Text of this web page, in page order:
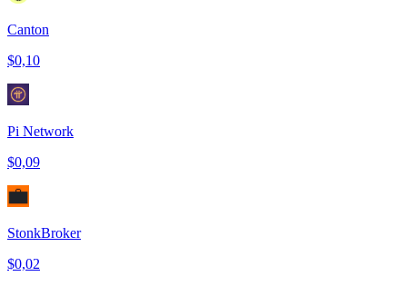
Canton
$0,10
Pi Network
$0,09
StonkBroker
$0,02